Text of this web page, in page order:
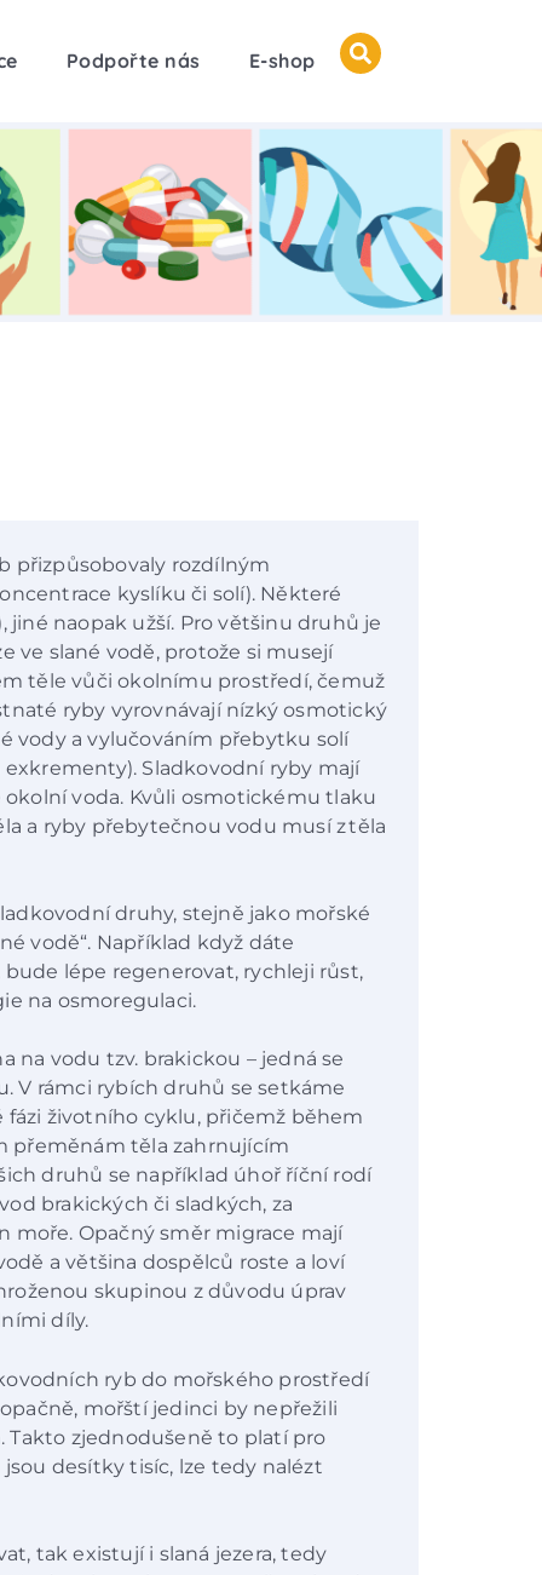
Podpořte nás E-shop
přizpůsobovaly rozdílným
kyslíku či solí). Některé
jiné naopak užší. Pro většinu druhů je
ve slané vodě, protože si musejí
těle vůči okolnímu prostředí, čemuž
ryby vyrovnávají nízký osmotický
vody a vylučováním přebytku solí
Sladkovodní ryby mají
voda. Kvůli osmotickému tlaku
a ryby přebytečnou vodu musí z těla
druhy, stejně jako mořské
vodě“. Například když dáte
lépe regenerovat, rychleji růst,
na osmoregulaci.
na vodu tzv. brakickou – jedná se
V rámci rybích druhů se setkáme
životního cyklu, přičemž během
přeměnám těla zahrnujícím
druhů se například úhoř říční rodí
brakických či sladkých, za
moře. Opačný směr migrace mají
a většina dospělců roste a loví
skupinou z důvodu úprav
díly.
ryb do mořského prostředí
mořští jedinci by nepřežili
zjednodušeně to platí pro
desítky tisíc, lze tedy nalézt
tak existují i slaná jezera, tedy